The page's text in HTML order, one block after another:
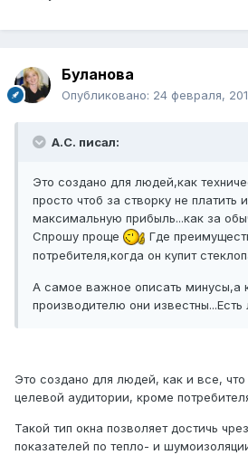
Буланова
Опубликовано: 24 февраля,
А.С. писал:
Это создано для людей,как
просто чтоб за створку не платить
максимальную прибыль...как за
Спрошу проще
Где
потребителя,когда он купит
А самое важное описать минусы,а
производителю они известны...Есть
Это создано для людей, как и все, что
целевой аудитории, кроме
Такой тип окна позволяет достичь
показателей по тепло- и